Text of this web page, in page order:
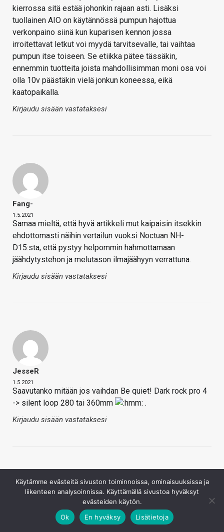
kierrossa sitä estää johonkin rajaan asti. Lisäksi
tuollainen AIO on käytännössä pumpun hajottua
verkonpaino siinä kun kuparisen kennon jossa
irroitettavat letkut voi myydä tarvitsevalle, tai vaihtaa
pumpun itse toiseen. Se etiikka pätee tässäkin,
ennemmin tuotteita joista mahdollisimman moni osa voi
olla 10v päästäkin vielä jonkun koneessa, eikä
kaatopaikalla.
Kirjaudu sisään vastataksesi
Fang-
1.5.2021
Samaa mieltä, että hyvä artikkeli mut kaipaisin itsekkin
ehdottomasti näihin vertailun vuoksi Noctuan NH-
D15:sta, että pystyy helpommin hahmottamaan
jäähdytystehon ja melutason ilmajäähyyn verrattuna.
Kirjaudu sisään vastataksesi
JesseR
1.5.2021
Saavutanko mitään jos vaihdan Be quiet! Dark rock pro 4
-> silent loop 280 tai 360mm
.
Kirjaudu sisään vastataksesi
Käytämme evästeitä sivuston toiminnoissa, ominaisuuksissa ja
liikenteen analysoinnissa. Käyttämällä sivustoa hyväksyt
evästeiden käytön.
Ok
En hyväksy Lisätietoja